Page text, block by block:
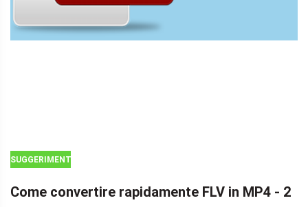
SUGGERIMENTI
MAKER
Come convertire rapidamente FLV in MP4 - 2